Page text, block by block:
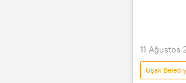
11 Ağustos
Uşak